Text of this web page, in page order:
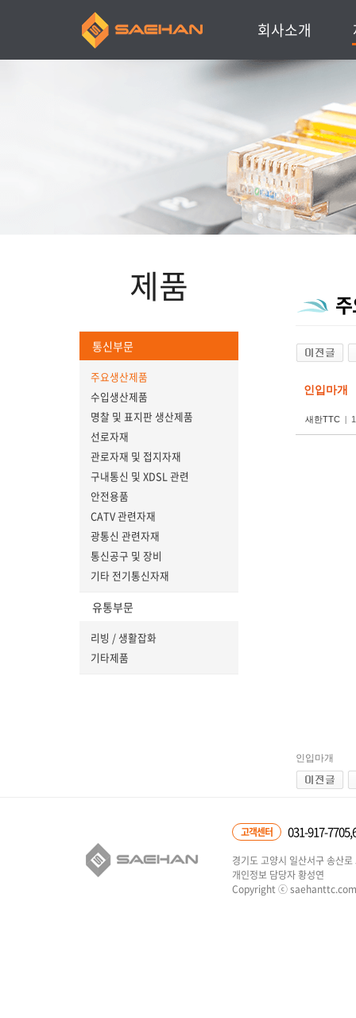
회사소개
주요연혁
찾아오시는 길
주요거래처
제품
통신부문
주요생산제품
수입생산제품
명찰 및 표지판 생산제품
선로자재
관로자재 및 접지자재
구내통신 및 XDSL 관련
안전용품
CATV 관련자재
광통신 관련자재
통신공구 및 장비
기타 전기통신자재
유통부문
리빙 / 생활잡화
기타제품
인입마개
새한TTC |
인입마개
고객센터 031-917-
경기도 고양시 일산서구 송산
개인정보 담당자 황성연
Copyright ⓒ